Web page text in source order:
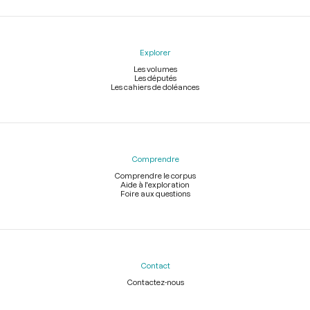
Explorer
Les volumes
Les députés
Les cahiers de doléances
Comprendre
Comprendre le corpus
Aide à l'exploration
Foire aux questions
Contact
Contactez-nous